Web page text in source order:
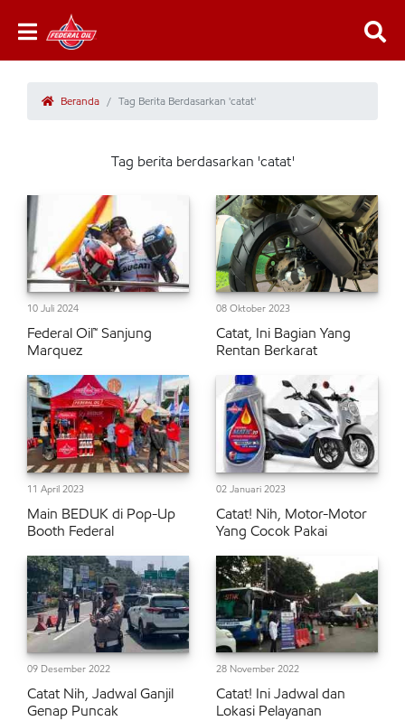
Beranda Tag Berita Berdasarkan 'catat'
Tag berita berdasarkan 'catat'
10 Juli 2024
Federal Oil™ Sanjung
Marquez
08 Oktober 2023
Catat, Ini Bagian Yang
Rentan Berkarat
11 April 2023
Main BEDUK di Pop-Up
Booth Federal
02 Januari 2023
Catat! Nih, Motor-Motor
Yang Cocok Pakai
09 Desember 2022
Catat Nih, Jadwal Ganjil
Genap Puncak
28 November 2022
Catat! Ini Jadwal dan
Lokasi Pelayanan